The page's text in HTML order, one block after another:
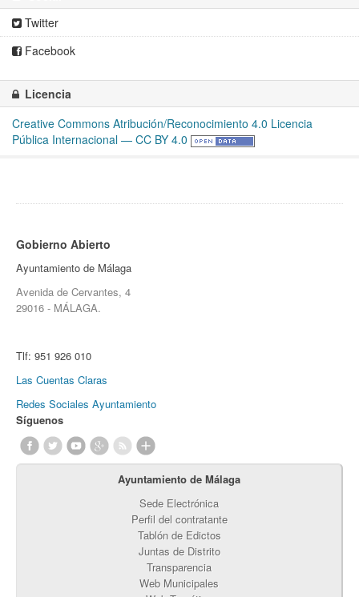
Twitter
Facebook
Licencia
Creative Commons Atribución/Reconocimiento 4.0 Licencia
Pública Internacional — CC BY 4.0
Gobierno Abierto
Ayuntamiento de Málaga
Avenida de Cervantes, 4
29016 - MÁLAGA.
Tlf: 951 926 010
Las Cuentas Claras
Redes Sociales Ayuntamiento
Síguenos
Ayuntamiento de Málaga
Sede Electrónica
Perfil del contratante
Tablón de Edictos
Juntas de Distrito
Transparencia
Web Municipales